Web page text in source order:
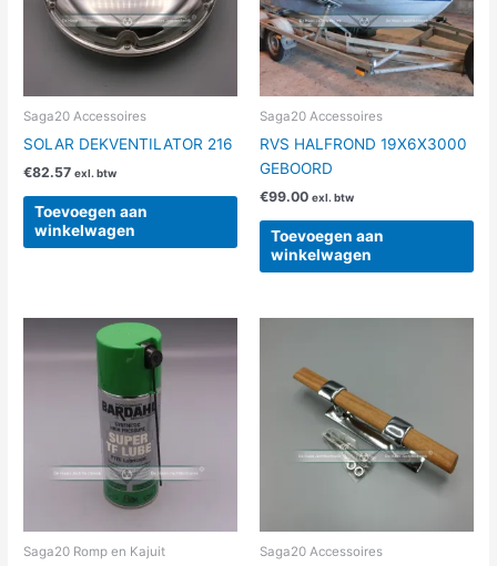
Saga20 Accessoires
SOLAR DEKVENTILATOR 216
€82.57 exl. btw
Toevoegen aan
winkelwagen
Saga20 Accessoires
RVS HALFROND 19X6X3000
GEBOORD
€99.00 exl. btw
Toevoegen aan
winkelwagen
Saga20 Romp en Kajuit Saga20 Accessoires